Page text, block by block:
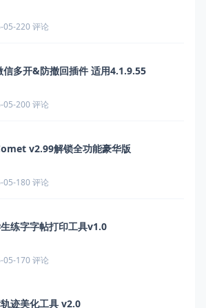
05-220 评论
信多开&防撤回插件 适用4.1.9.55
05-200 评论
v2.99解锁全功能豪华版
05-180 评论
练字字帖打印工具v1.0
05-170 评论
迹美化工具 v2.0